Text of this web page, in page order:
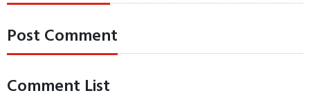
Post Comment
Comment List